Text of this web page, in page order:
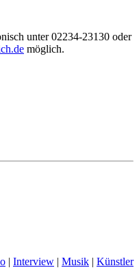
unter 02234-23130 oder
möglich.
| Interview | Musik | Künstler